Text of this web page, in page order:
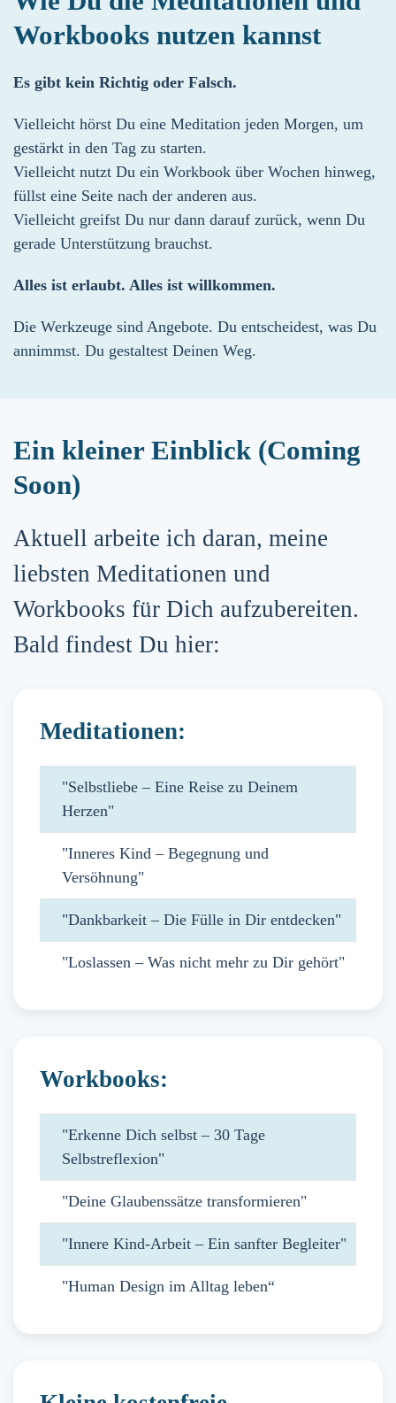
Workbooks nutzen kannst
Es gibt kein Richtig oder Falsch.
Vielleicht hörst Du eine Meditation jeden Morgen, um
gestärkt in den Tag zu starten.
Vielleicht nutzt Du ein Workbook über Wochen hinweg,
füllst eine Seite nach der anderen aus.
Vielleicht greifst Du nur dann darauf zurück, wenn Du
gerade Unterstützung brauchst.
Alles ist erlaubt. Alles ist willkommen.
Die Werkzeuge sind Angebote. Du entscheidest, was Du
annimmst. Du gestaltest Deinen Weg.
Ein kleiner Einblick (Coming
Soon)
Aktuell arbeite ich daran, meine
liebsten Meditationen und
Workbooks für Dich aufzubereiten.
Bald findest Du hier:
Meditationen:
"Selbstliebe – Eine Reise zu Deinem
Herzen"
"Inneres Kind – Begegnung und
Versöhnung"
"Dankbarkeit – Die Fülle in Dir entdecken"
"Loslassen – Was nicht mehr zu Dir gehört"
Workbooks:
"Erkenne Dich selbst – 30 Tage
Selbstreflexion"
"Deine Glaubenssätze transformieren"
"Innere Kind-Arbeit – Ein sanfter Begleiter"
"Human Design im Alltag leben“